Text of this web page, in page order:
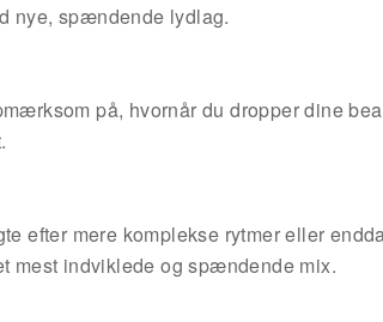
nye, spændende lydlag.
på, hvornår du dropper dine
efter mere komplekse rytmer eller
mest indviklede og spændende mix.